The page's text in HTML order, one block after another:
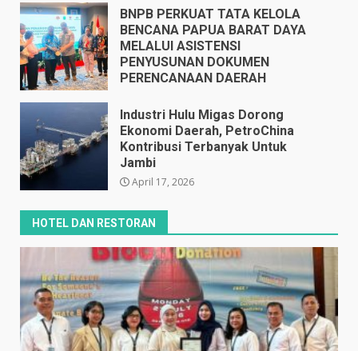
BNPB PERKUAT TATA KELOLA
BENCANA PAPUA BARAT DAYA
MELALUI ASISTENSI
PENYUSUNAN DOKUMEN
PERENCANAAN DAERAH
Industri Hulu Migas Dorong
Ekonomi Daerah, PetroChina
Kontribusi Terbanyak Untuk
Jambi
April 17, 2026
HOTEL DAN RESTORAN